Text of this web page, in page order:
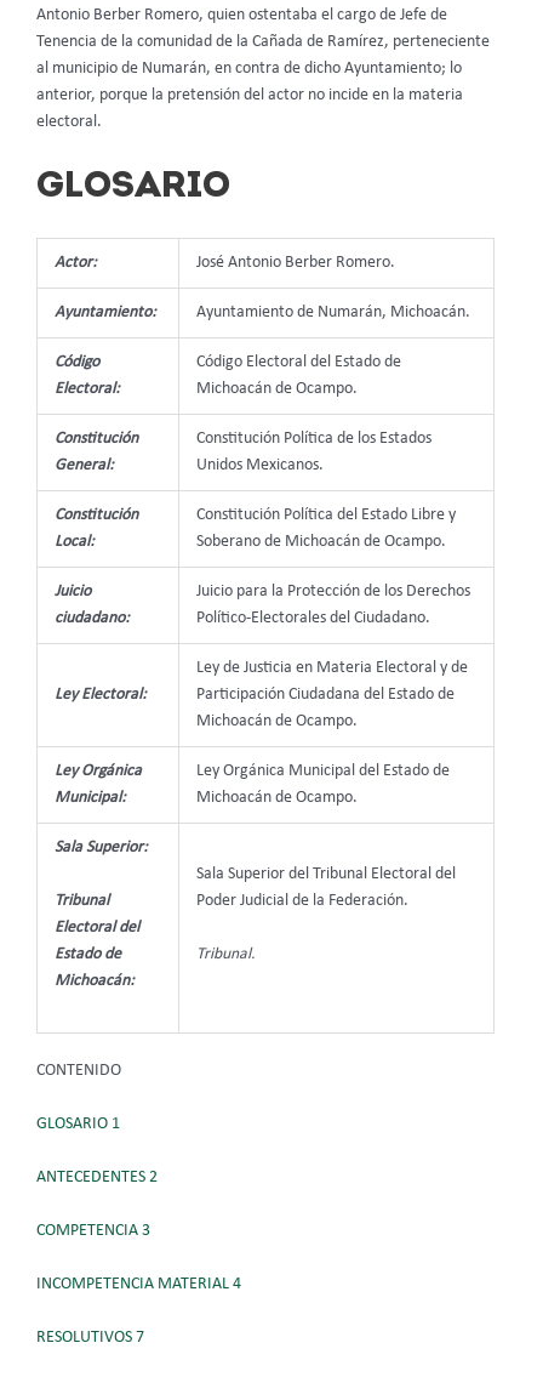
Antonio Berber Romero, quien ostentaba el cargo de Jefe de
Tenencia de la comunidad de la Cañada de Ramírez, perteneciente
al municipio de Numarán, en contra de dicho Ayuntamiento; lo
anterior, porque la pretensión del actor no incide en la materia
electoral.
GLOSARIO
Actor: José Antonio Berber Romero.
Ayuntamiento: Ayuntamiento de Numarán, Michoacán.
Código
Electoral:
Código Electoral del Estado de
Michoacán de Ocampo.
Constitución
General:
Constitución Política de los Estados
Unidos Mexicanos.
Constitución
Local:
Constitución Política del Estado Libre y
Soberano de Michoacán de Ocampo.
Juicio
ciudadano:
Juicio para la Protección de los Derechos
Político-Electorales del Ciudadano.
Ley Electoral:
Ley de Justicia en Materia Electoral y de
Participación Ciudadana del Estado de
Michoacán de Ocampo.
Ley Orgánica
Municipal:
Ley Orgánica Municipal del Estado de
Michoacán de Ocampo.
Sala Superior:
Tribunal
Electoral del
Estado de
Michoacán:
Sala Superior del Tribunal Electoral del
Poder Judicial de la Federación.
Tribunal.
CONTENIDO
GLOSARIO 1
ANTECEDENTES 2
COMPETENCIA 3
INCOMPETENCIA MATERIAL 4
RESOLUTIVOS 7